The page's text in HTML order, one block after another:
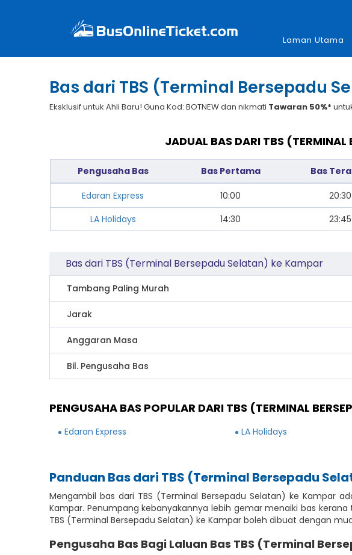
Laman Utama
Bas dari TBS (Terminal Bersepadu
Eksklusif untuk Ahli Baru! Guna Kod: BOTNEW dan nikmati Tawaran 50%*
JADUAL BAS DARI TBS
Pengusaha Bas Bas Pertama Bas
Edaran Express 10:00 20:30
LA Holidays
14:30 23:45
Bas dari TBS (Terminal Bersepadu Selatan) ke Kampar
Tambang Paling Murah
Jarak
Anggaran Masa
Bil. Pengusaha Bas
PENGUSAHA BAS POPULAR DARI TBS (TERMINAL
Edaran Express LA Holidays
Panduan Bas dari TBS (Terminal Bersepadu
Mengambil bas dari TBS (Terminal Bersepadu Selatan) ke Kampar
Kampar. Penumpang kebanyakannya lebih gemar menaiki bas
TBS (Terminal Bersepadu Selatan) ke Kampar boleh dibuat dengan
Pengusaha Bas Bagi Laluan Bas TBS (Terminal